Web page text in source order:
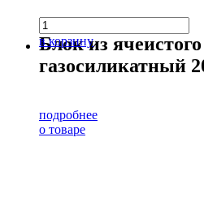
в корзину
Блок из
газосиликатный
подробнее
о товаре